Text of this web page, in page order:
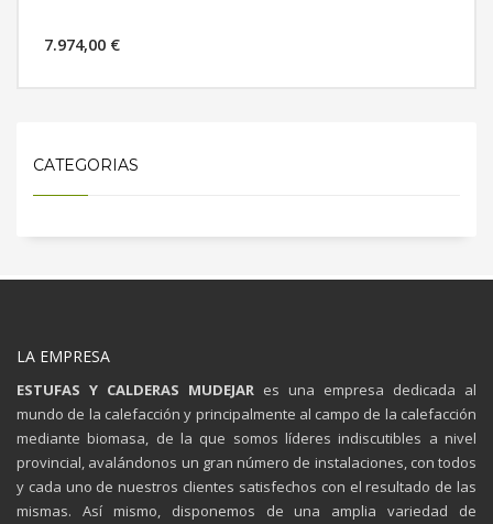
7.974,00 €
CATEGORIAS
LA EMPRESA
ESTUFAS Y CALDERAS MUDEJAR es una empresa dedicada al
mundo de la calefacción y principalmente al campo de la calefacción
mediante biomasa, de la que somos líderes indiscutibles a nivel
provincial, avalándonos un gran número de instalaciones, con todos
y cada uno de nuestros clientes satisfechos con el resultado de las
mismas. Así mismo, disponemos de una amplia variedad de